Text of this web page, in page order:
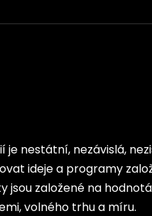
nestátní, nezávislá,
ideje a programy
jsou založené na
volného trhu a míru.